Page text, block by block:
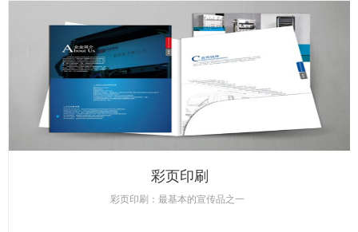
彩页印刷
彩页印刷：最基本的宣传品之一